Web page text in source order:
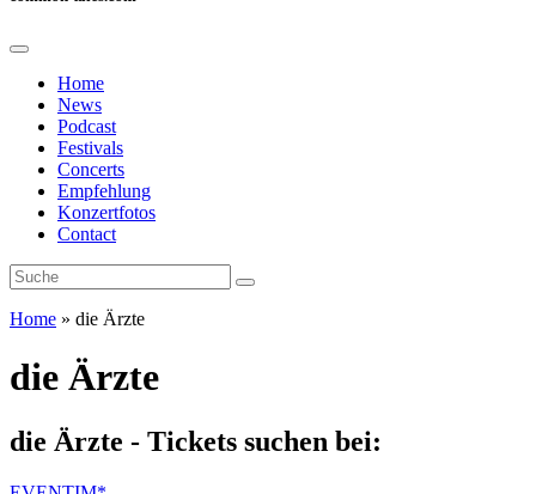
Home
News
Podcast
Festivals
Concerts
Empfehlung
Konzertfotos
Contact
Home » die Ärzte
die Ärzte
die Ärzte - Tickets suchen bei: